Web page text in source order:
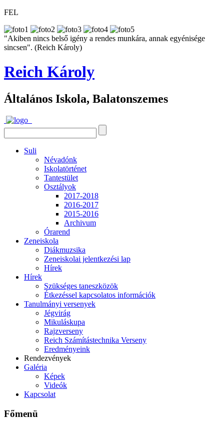
FEL
"Akiben nincs belső igény a rendes munkára, annak egyénisége
sincsen". (Reich Károly)
Reich Károly
Általános Iskola, Balatonszemes
Suli
Névadónk
Iskolatörténet
Tantestület
Osztályok
2017-2018
2016-2017
2015-2016
Archivum
Órarend
Zeneiskola
Diákmuzsika
Zeneiskolai jelentkezési lap
Hírek
Hírek
Szükséges taneszközök
Étkezéssel kapcsolatos információk
Tanulmányi versenyek
Jégvirág
Mikuláskupa
Rajzverseny
Reich Számítástechnika Verseny
Eredményeink
Rendezvények
Galéria
Képek
Videók
Kapcsolat
Főmenü